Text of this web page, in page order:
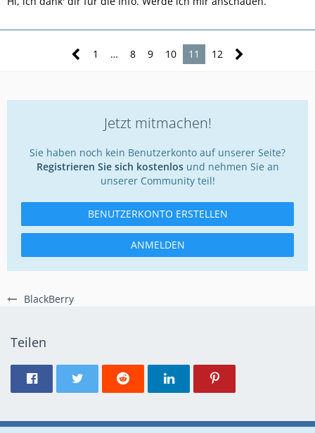
BlackBerry
1 … 8 9 10 11 12
Jetzt mitmachen!
Sie haben noch kein Benutzerkonto auf unserer Seite?
Registrieren Sie sich kostenlosund nehmen Sie an
unserer Community teil!
BENUTZERKONTO ERSTELLEN
ANMELDEN
Teilen